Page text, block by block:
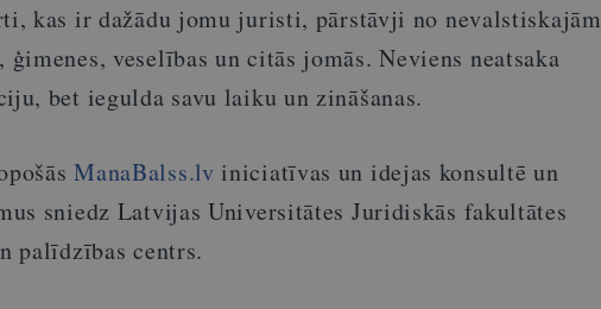
kas ir dažādu jomu juristi, pārstāvji no nevalstiskajām
veselības un citās jomās. Neviens neatsaka
bet iegulda savu laiku un zināšanas.
ManaBalss.lv iniciatīvas un idejas konsultē un
sniedz Latvijas Universitātes Juridiskās fakultātes
palīdzības centrs.